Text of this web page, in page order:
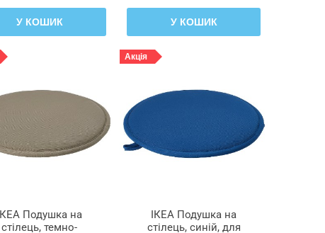
У КОШИК У КОШИК
ІКЕА Подушка на
стілець, темно-
Акція
ІКЕА Подушка на
стілець, синій, для